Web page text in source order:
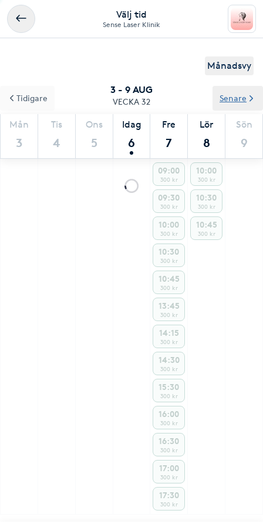
Välj tid
Sense Laser Klinik
Månadsvy
3 - 9 AUG
VECKA 32
Mån
3
Tis
4
Ons
5
Idag
6
Fre
7
Lör
8
Sön
9
Tidigare Senare
09:00
300 kr
09:30
300 kr
10:00
300 kr
10:30
300 kr
10:45
300 kr
13:45
300 kr
14:15
300 kr
14:30
300 kr
15:30
300 kr
16:00
300 kr
16:30
300 kr
17:00
300 kr
17:30
300 kr
10:00
300 kr
10:30
300 kr
10:45
300 kr